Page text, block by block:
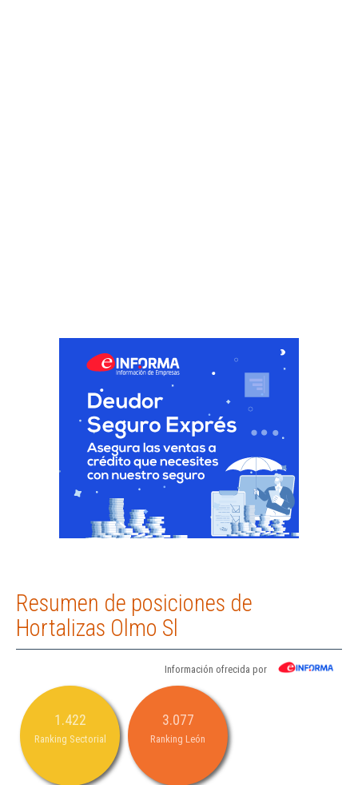
Resumen de posiciones de
Hortalizas Olmo Sl
Información ofrecida por
1.422
Ranking Sectorial
3.077
Ranking León